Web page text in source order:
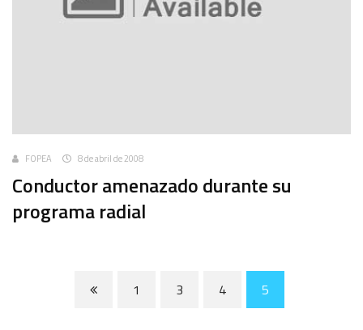
FOPEA 8 de abril de 2008
Conductor amenazado durante su
programa radial
1 3 4 5